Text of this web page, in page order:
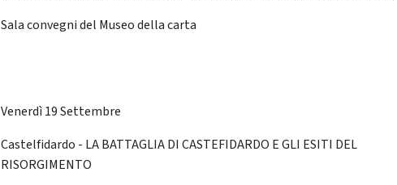
Sala convegni del Museo della carta
Venerdì 19 Settembre
Castelfidardo - LA BATTAGLIA DI CASTEFIDARDO E GLI ESITI DEL
RISORGIMENTO